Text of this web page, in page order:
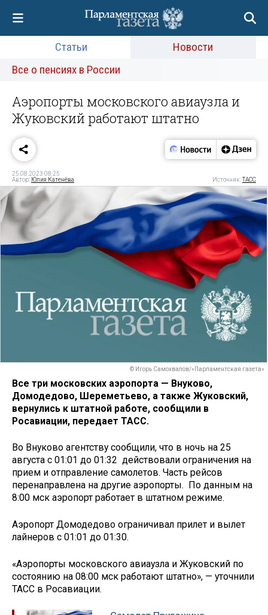
Статьи
Новости
Все о пенсиях в России
Аэропорты московского авиаузла и
Жуковский работают штатно
25.08.2023 08:25
Автор: Юлия Катенёва Источник:ТАСС
© Игорь Самохвалов/«Парламентская газета»
Все три московских аэропорта — Внуково,
Домодедово, Шереметьево, а также Жуковский,
вернулись к штатной работе, сообщили в
Росавиации, передает ТАСС.
Во Внуково агентству сообщили, что в ночь на 25
августа с 01:01 до 01:32 действовали ограничения на
прием и отправление самолетов. Часть рейсов
перенаправлена на другие аэропорты. По данным на
8:00 мск аэропорт работает в штатном режиме.
Аэропорт Домодедово ограничивал прилет и вылет
лайнеров с 01:01 до 01:30.
«Аэропорты московского авиаузла и Жуковский по
состоянию на 08:00 мск работают штатно», — уточнили
ТАСС в Росавиации.